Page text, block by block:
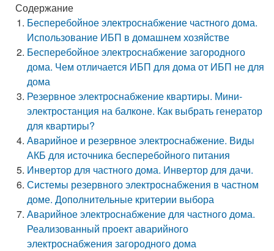
Содержание
Бесперебойное электроснабжение частного дома.
Использование ИБП в домашнем хозяйстве
Бесперебойное электроснабжение загородного
дома. Чем отличается ИБП для дома от ИБП не для
дома
Резервное электроснабжение квартиры. Мини-
электростанция на балконе. Как выбрать генератор
для квартиры?
Аварийное и резервное электроснабжение. Виды
АКБ для источника бесперебойного питания
Инвертор для частного дома. Инвертор для дачи.
Системы резервного электроснабжения в частном
доме. Дополнительные критерии выбора
Аварийное электроснабжение для частного дома.
Реализованный проект аварийного
электроснабжения загородного дома